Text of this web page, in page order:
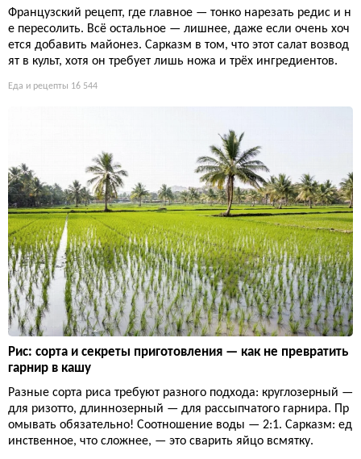
Французский рецепт, где главное — тонко нарезать редис и н
е пересолить. Всё остальное — лишнее, даже если очень хоч
ется добавить майонез. Сарказм в том, что этот салат возвод
ят в культ, хотя он требует лишь ножа и трёх ингредиентов.
Еда и рецепты 16 544
Рис: сорта и секреты приготовления — как не превратить
гарнир в кашу
Разные сорта риса требуют разного подхода: круглозерный —
для ризотто, длиннозерный — для рассыпчатого гарнира. Пр
омывать обязательно! Соотношение воды — 2:1. Сарказм: ед
инственное, что сложнее, — это сварить яйцо всмятку.